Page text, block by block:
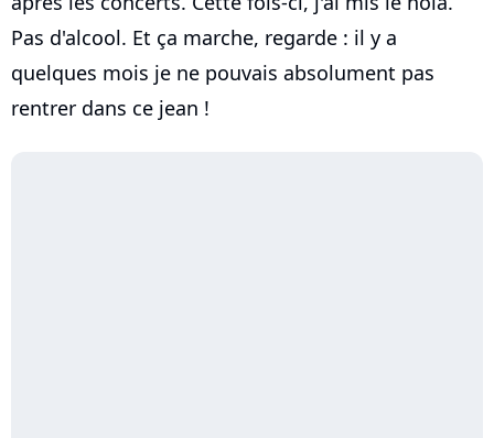
Pas d'alcool. Et ça marche, regarde : il y a
quelques mois je ne pouvais absolument pas
rentrer dans ce jean !